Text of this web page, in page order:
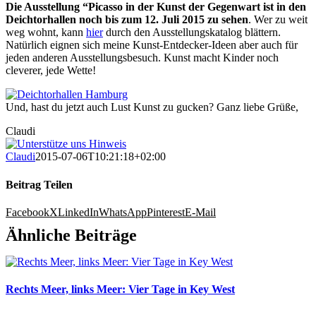
Die Ausstellung “Picasso in der Kunst der Gegenwart ist in den
Deichtorhallen noch bis zum 12. Juli 2015 zu sehen. Wer zu weit
weg wohnt, kann hierdurch den Ausstellungskatalog blättern.
Natürlich eignen sich meine Kunst-Entdecker-Ideen aber auch für
jeden anderen Ausstellungsbesuch. Kunst macht Kinder noch
cleverer, jede Wette!
Und, hast du jetzt auch Lust Kunst zu gucken? Ganz liebe Grüße,
Claudi
Claudi2015-07-06T10:21:18+02:00
Beitrag Teilen
FacebookXLinkedInWhatsAppPinterestE-Mail
Ähnliche Beiträge
Rechts Meer, links Meer: Vier Tage in Key West